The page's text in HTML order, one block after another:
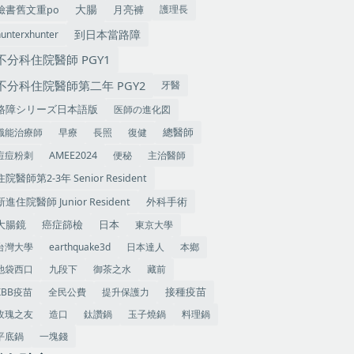
書舊文重po 大腸 月亮褲
護理長
到日本當路障
分科住院醫師 PGY1
分科住院醫師第二年 PGY2
牙醫
障シリーズ日本語版
医師の進化図
能治療師
早療 長照 復健
總醫師
痘粉刺
AMEE2024 便秘
主治醫師
院醫師第2-3年 Senior Resident
進住院醫師 Junior Resident
外科手術
腸鏡
癌症篩檢 日本
東京大學
灣大學
earthquake3d 日本達人
本鄉
袋西口
九段下 御茶之水
藏前
疫苗
全民公費 提升保護力
接種疫苗
瑰之友
造口 鈦讚鍋 玉子燒鍋
料理鍋
底鍋
一塊錢